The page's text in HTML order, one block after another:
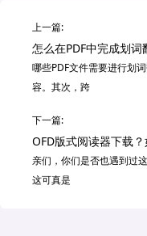
上一篇:
怎么在PDF中完成划词
哪些PDF文件需要进行划
容。其次，跨
下一篇:
OFD版式阅读器下载
亲们，你们是否也遇到过
这可真是